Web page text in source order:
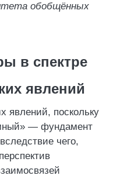
обобщённых
в спектре
явлений
явлений, поскольку
— фундамент
чего,